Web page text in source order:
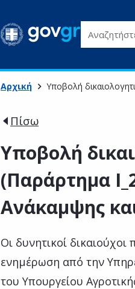
Αναζητήστε
Αρχική Υποβολή
Πίσω
Υποβολή
(Παράρτημα
Ανάκαμψης
Οι δυνητικοί
ενημέρωση από την
του Υπουργείου